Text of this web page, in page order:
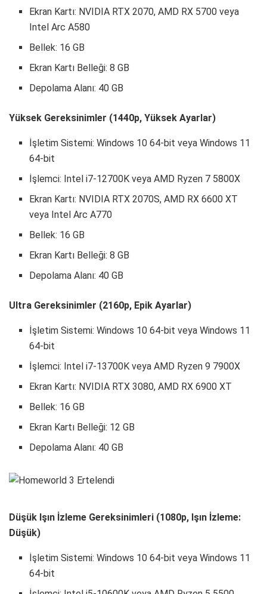
Ekran Kartı: NVIDIA RTX 2070, AMD RX 5700 veya
Intel Arc A580
Bellek: 16 GB
Ekran Kartı Belleği: 8 GB
Depolama Alanı: 40 GB
Yüksek Gereksinimler (1440p, Yüksek Ayarlar)
İşletim Sistemi: Windows 10 64-bit veya Windows 11
64-bit
İşlemci: Intel i7-12700K veya AMD Ryzen 7 5800X
Ekran Kartı: NVIDIA RTX 2070S, AMD RX 6600 XT
veya Intel Arc A770
Bellek: 16 GB
Ekran Kartı Belleği: 8 GB
Depolama Alanı: 40 GB
Ultra Gereksinimler (2160p, Epik Ayarlar)
İşletim Sistemi: Windows 10 64-bit veya Windows 11
64-bit
İşlemci: Intel i7-13700K veya AMD Ryzen 9 7900X
Ekran Kartı: NVIDIA RTX 3080, AMD RX 6900 XT
Bellek: 16 GB
Ekran Kartı Belleği: 12 GB
Depolama Alanı: 40 GB
Düşük Işın İzleme Gereksinimleri (1080p, Işın İzleme:
Düşük)
İşletim Sistemi: Windows 10 64-bit veya Windows 11
64-bit